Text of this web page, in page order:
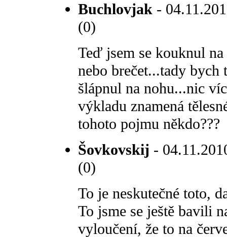
Buchlovjak -
(0)
Teď jsem se kouknul
nebo brečet...tady
šlápnul na nohu...nic
výkladu znamená
tohoto pojmu někdo???
Šovkovskij -
(0)
To je neskutečné toto,
To jsme se ještě bavili
vyloučení, že to na